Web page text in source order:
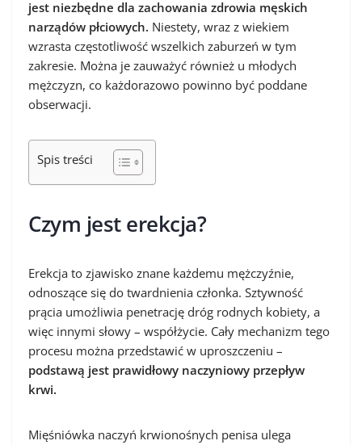
jest niezbędne dla zachowania zdrowia męskich
narządów płciowych. Niestety, wraz z wiekiem
wzrasta częstotliwość wszelkich zaburzeń w tym
zakresie. Można je zauważyć również u młodych
mężczyzn, co każdorazowo powinno być poddane
obserwacji.
Spis treści
Czym jest erekcja?
Erekcja to zjawisko znane każdemu mężczyźnie,
odnoszące się do twardnienia członka. Sztywność
prącia umożliwia penetrację dróg rodnych kobiety, a
więc innymi słowy – współżycie. Cały mechanizm tego
procesu można przedstawić w uproszczeniu –
podstawą jest prawidłowy naczyniowy przepływ
krwi.
Mięśniówka naczyń krwionośnych penisa ulega